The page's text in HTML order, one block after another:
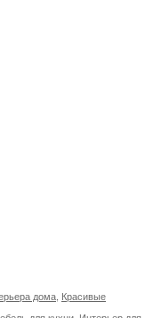
дома Красивые